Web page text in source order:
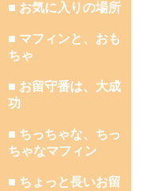
■ お気に入りの場所
■ マフィンと、おも
ちゃ
■ お留守番は、大成
功
■ ちっちゃな、ちっ
ちゃなマフィン
■ ちょっと長いお留